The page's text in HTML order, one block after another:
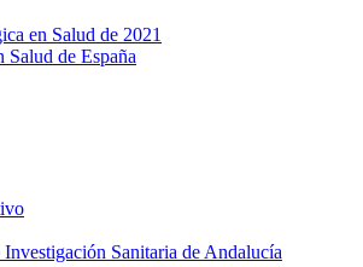
en Salud de 2021
Salud de España
Investigación Sanitaria de Andalucía